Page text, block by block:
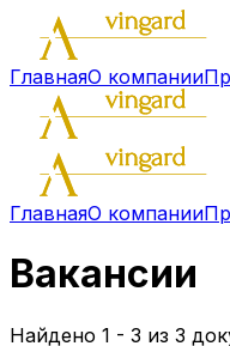
ГлавнаяО компании
ГлавнаяО компании
Вакансии
Найдено 1 - 3 из 3